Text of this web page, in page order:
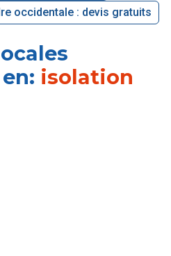
occidentale : devis gratuits
isolation